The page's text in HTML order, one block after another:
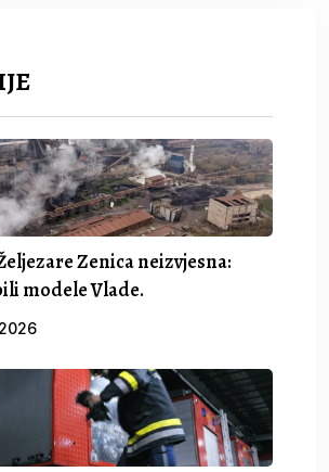
Zenica neizvjesna:
modele Vlade.